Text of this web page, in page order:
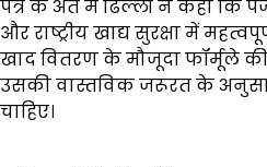
पत्र के अंत में ढिल्लों ने कहा कि
और राष्ट्रीय खाद्य सुरक्षा में
खाद वितरण के मौजूदा फॉर्मूले
उसकी वास्तविक जरूरत के
चाहिए।